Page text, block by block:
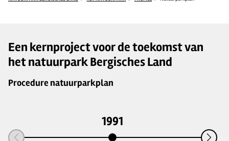
Een kernproject voor de toekomst van
het natuurpark Bergisches Land
Procedure natuurparkplan
1991